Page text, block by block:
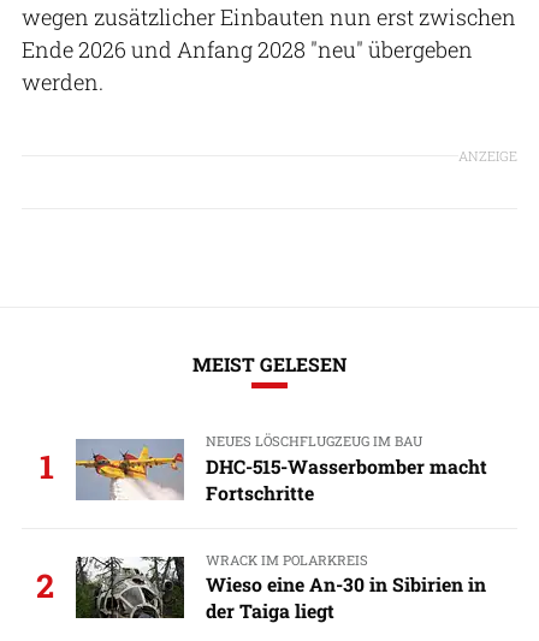
wegen zusätzlicher Einbauten nun erst zwischen
Ende 2026 und Anfang 2028 "neu" übergeben
werden.
ANZEIGE
MEIST GELESEN
1
NEUES LÖSCHFLUGZEUG IM BAU
DHC-515-Wasserbomber macht
Fortschritte
2
WRACK IM POLARKREIS
Wieso eine An-30 in Sibirien in
der Taiga liegt